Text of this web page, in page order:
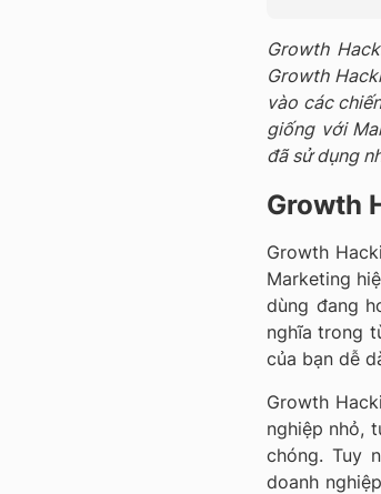
Growth
Growth
vào các
giống với
đã sử dụng
Growth
Growth
Marketing
dùng đang
nghĩa trong
của bạn dễ
Growth
nghiệp nhỏ,
chóng. Tuy
doanh